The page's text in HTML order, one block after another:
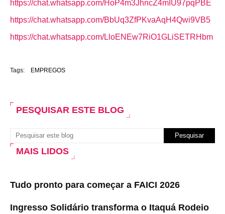
https://chat.whatsapp.com/HoP4m3JhncZ4mIU97pqPBE
https://chat.whatsapp.com/BbUq3ZfPKvaAqH4Qwi9VB5
https://chat.whatsapp.com/LloENEw7RiO1GLiSETRHbm
Tags: EMPREGOS
PESQUISAR ESTE BLOG
MAIS LIDOS
Tudo pronto para começar a FAICI 2026
Ingresso Solidário transforma o Itaquá Rodeio